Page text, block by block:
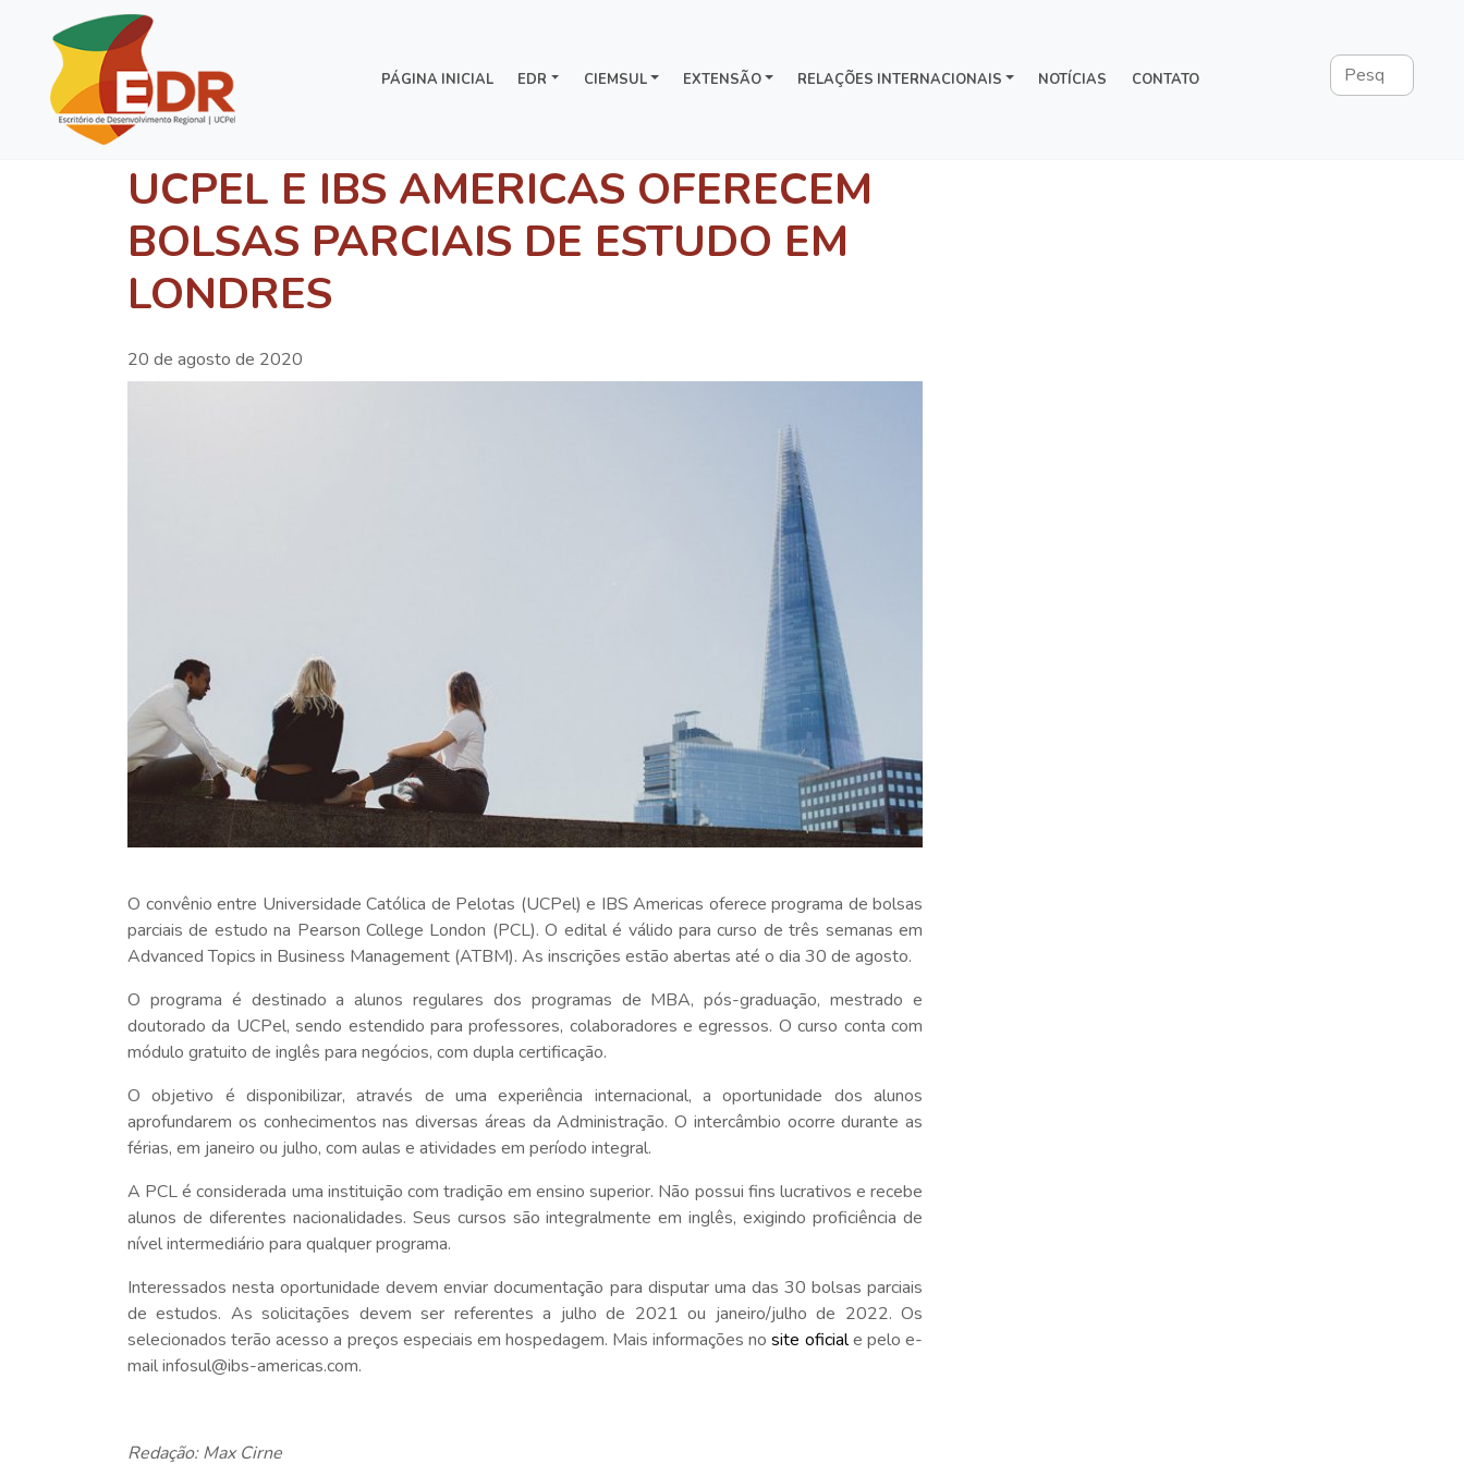
PÁGINA INICIAL EDR CIEMSUL EXTENSÃO RELAÇÕES INTERNACIONAIS NOTÍCIAS CONTATO
UCPEL E IBS AMERICAS OFERECEM
BOLSAS PARCIAIS DE ESTUDO EM
LONDRES
20 de agosto de 2020
O convênio entre Universidade Católica de Pelotas (UCPel) e IBS Americas oferece programa de bolsas
parciais de estudo na Pearson College London (PCL). O edital é válido para curso de três semanas em
Advanced Topics in Business Management (ATBM). As inscrições estão abertas até o dia 30 de agosto.
O programa é destinado a alunos regulares dos programas de MBA, pós-graduação, mestrado e
doutorado da UCPel, sendo estendido para professores, colaboradores e egressos. O curso conta com
módulo gratuito de inglês para negócios, com dupla certificação.
O objetivo é disponibilizar, através de uma experiência internacional, a oportunidade dos alunos
aprofundarem os conhecimentos nas diversas áreas da Administração. O intercâmbio ocorre durante as
férias, em janeiro ou julho, com aulas e atividades em período integral.
A PCL é considerada uma instituição com tradição em ensino superior. Não possui fins lucrativos e recebe
alunos de diferentes nacionalidades. Seus cursos são integralmente em inglês, exigindo proficiência de
nível intermediário para qualquer programa.
Interessados nesta oportunidade devem enviar documentação para disputar uma das 30 bolsas parciais
de estudos. As solicitações devem ser referentes a julho de 2021 ou janeiro/julho de 2022. Os
selecionados terão acesso a preços especiais em hospedagem. Mais informações nosite oficiale pelo e-
mail infosul@ibs-americas.com.
Redação: Max Cirne